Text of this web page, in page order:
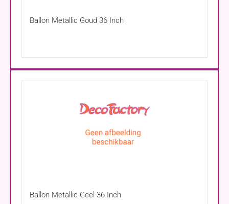
Ballon Metallic Goud 36 Inch
Ballon Metallic Geel 36 Inch